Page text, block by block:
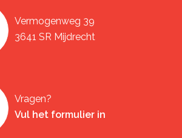
Vermogenweg 39
3641 SR Mijdrecht
Vragen?
Vul het formulier in